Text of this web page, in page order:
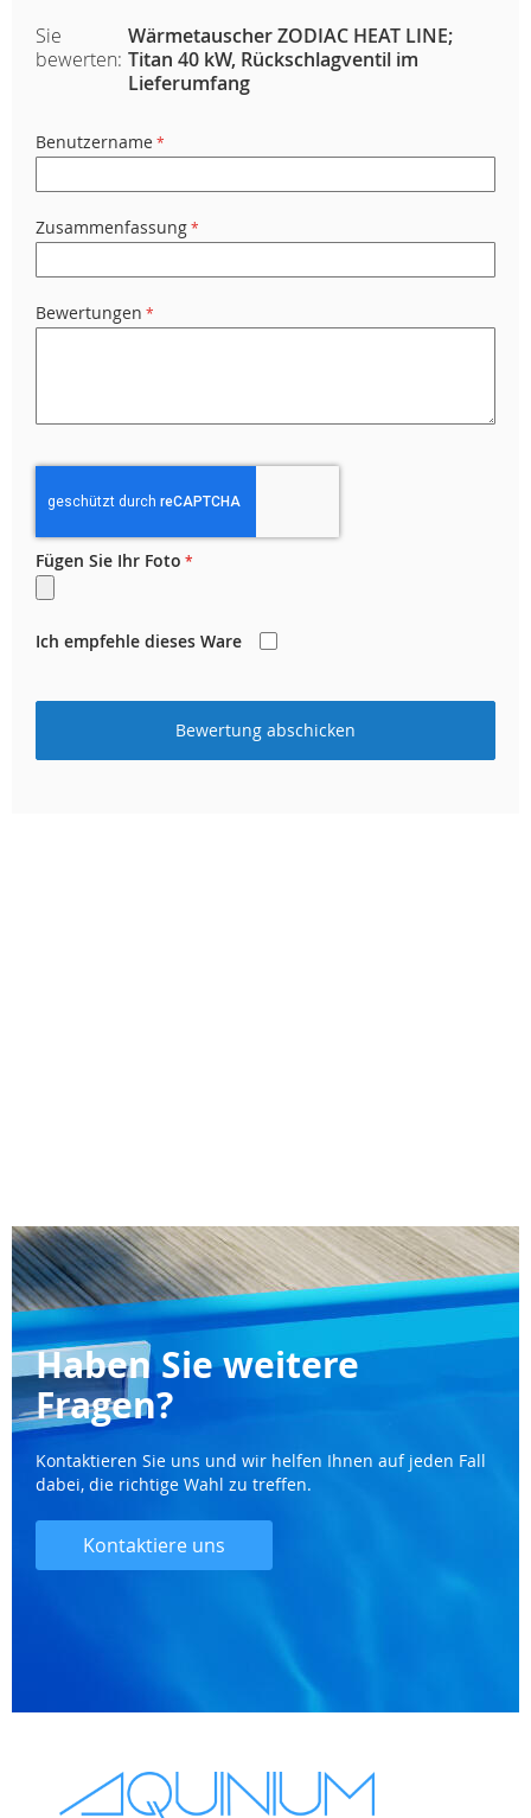
Sie
bewerten:
Wärmetauscher ZODIAC HEAT LINE;
Titan 40 kW, Rückschlagventil im
Lieferumfang
Benutzername
Zusammenfassung
Bewertungen
Fügen Sie Ihr Foto
Ich empfehle dieses Ware
Bewertung abschicken
Haben Sie weitere
Fragen?
Kontaktieren Sie uns und wir helfen Ihnen auf jeden Fall
dabei, die richtige Wahl zu treffen.
Kontaktiere uns